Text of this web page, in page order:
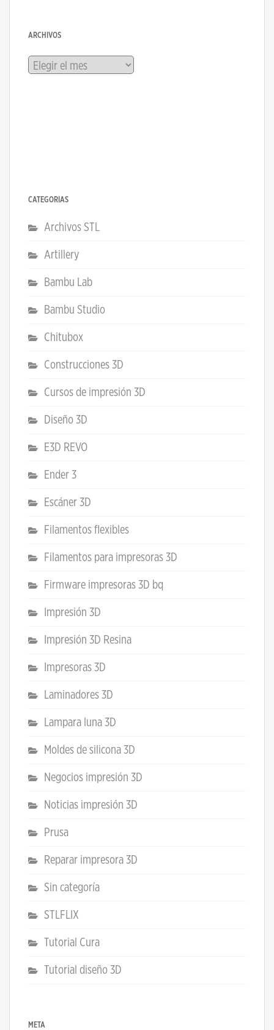
ARCHIVOS
Archivos
CATEGORÍAS
Archivos STL
Artillery
Bambu Lab
Bambu Studio
Chitubox
Construcciones 3D
Cursos de impresión 3D
Diseño 3D
E3D REVO
Ender 3
Escáner 3D
Filamentos flexibles
Filamentos para impresoras 3D
Firmware impresoras 3D bq
Impresión 3D
Impresión 3D Resina
Impresoras 3D
Laminadores 3D
Lampara luna 3D
Moldes de silicona 3D
Negocios impresión 3D
Noticias impresión 3D
Prusa
Reparar impresora 3D
Sin categoría
STLFLIX
Tutorial Cura
Tutorial diseño 3D
META